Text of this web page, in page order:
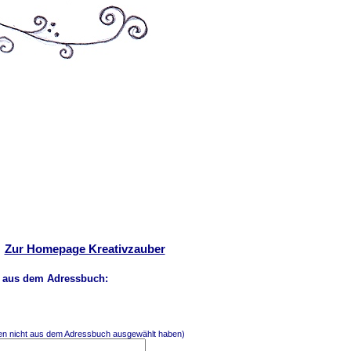
Zur Homepage Kreativzauber
dem Adressbuch:
nicht aus dem Adressbuch ausgewählt haben)